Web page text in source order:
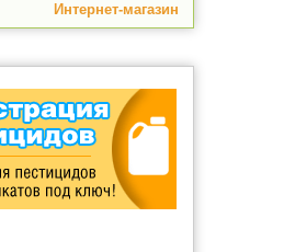
Интернет-магазин